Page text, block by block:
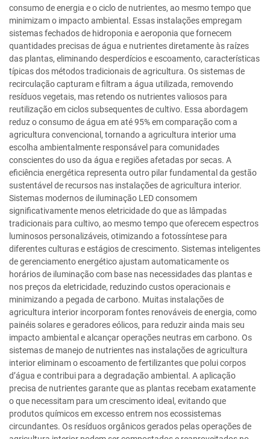
consumo de energia e o ciclo de nutrientes, ao mesmo tempo que
minimizam o impacto ambiental. Essas instalações empregam
sistemas fechados de hidroponia e aeroponia que fornecem
quantidades precisas de água e nutrientes diretamente às raízes
das plantas, eliminando desperdícios e escoamento, características
típicas dos métodos tradicionais de agricultura. Os sistemas de
recirculação capturam e filtram a água utilizada, removendo
resíduos vegetais, mas retendo os nutrientes valiosos para
reutilização em ciclos subsequentes de cultivo. Essa abordagem
reduz o consumo de água em até 95% em comparação com a
agricultura convencional, tornando a agricultura interior uma
escolha ambientalmente responsável para comunidades
conscientes do uso da água e regiões afetadas por secas. A
eficiência energética representa outro pilar fundamental da gestão
sustentável de recursos nas instalações de agricultura interior.
Sistemas modernos de iluminação LED consomem
significativamente menos eletricidade do que as lâmpadas
tradicionais para cultivo, ao mesmo tempo que oferecem espectros
luminosos personalizáveis, otimizando a fotossíntese para
diferentes culturas e estágios de crescimento. Sistemas inteligentes
de gerenciamento energético ajustam automaticamente os
horários de iluminação com base nas necessidades das plantas e
nos preços da eletricidade, reduzindo custos operacionais e
minimizando a pegada de carbono. Muitas instalações de
agricultura interior incorporam fontes renováveis de energia, como
painéis solares e geradores eólicos, para reduzir ainda mais seu
impacto ambiental e alcançar operações neutras em carbono. Os
sistemas de manejo de nutrientes nas instalações de agricultura
interior eliminam o escoamento de fertilizantes que polui corpos
d’água e contribui para a degradação ambiental. A aplicação
precisa de nutrientes garante que as plantas recebam exatamente
o que necessitam para um crescimento ideal, evitando que
produtos químicos em excesso entrem nos ecossistemas
circundantes. Os resíduos orgânicos gerados pelas operações de